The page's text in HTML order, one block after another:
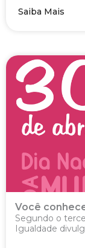
Saiba Mais
Você
Segundo o
Igualdade